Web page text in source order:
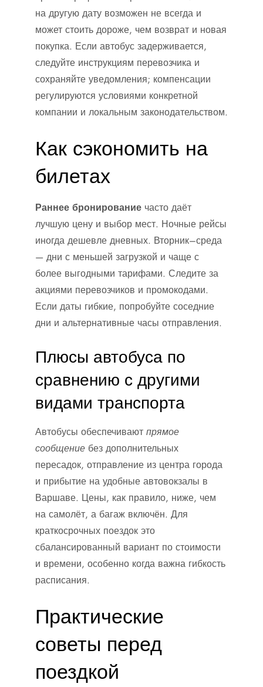
на другую дату возможен не всегда и
может стоить дороже, чем возврат и новая
покупка. Если автобус задерживается,
следуйте инструкциям перевозчика и
сохраняйте уведомления; компенсации
регулируются условиями конкретной
компании и локальным законодательством.
Как сэкономить на
билетах
Раннее бронирование часто даёт
лучшую цену и выбор мест. Ночные рейсы
иногда дешевле дневных. Вторник–среда
— дни с меньшей загрузкой и чаще с
более выгодными тарифами. Следите за
акциями перевозчиков и промокодами.
Если даты гибкие, попробуйте соседние
дни и альтернативные часы отправления.
Плюсы автобуса по
сравнению с другими
видами транспорта
Автобусы обеспечивают прямое
сообщение без дополнительных
пересадок, отправление из центра города
и прибытие на удобные автовокзалы в
Варшаве. Цены, как правило, ниже, чем
на самолёт, а багаж включён. Для
краткосрочных поездок это
сбалансированный вариант по стоимости
и времени, особенно когда важна гибкость
расписания.
Практические
советы перед
поездкой